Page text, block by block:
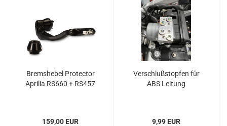
Bremshebel Protector
Aprilia RS660 + RS457
159,00 EUR
Verschlußstopfen für
ABS Leitung
9,99 EUR